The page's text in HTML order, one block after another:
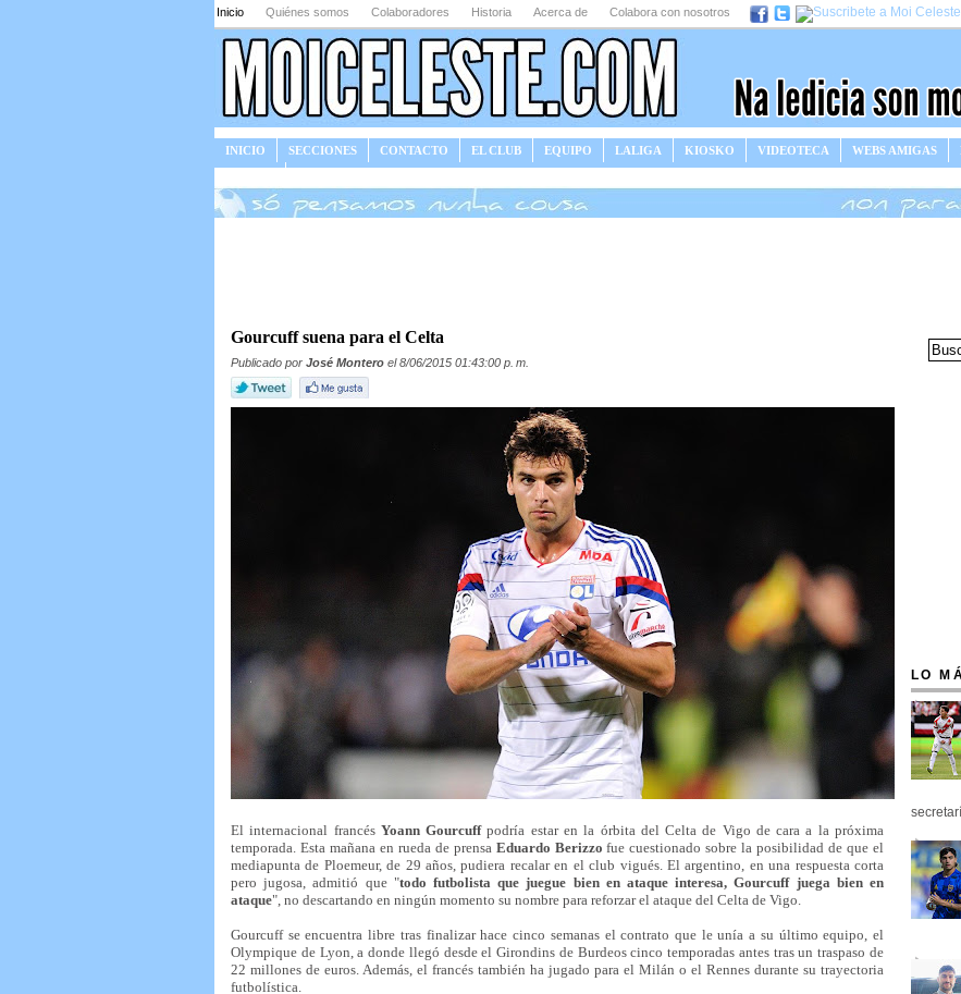
Inicio Quiénes somos Colaboradores Historia Acerca de Colabora con nosotros
INICIO SECCIONES CONTACTO EL CLUB EQUIPO LALIGA KIOSKO VIDEOTECA WEBS AMIGAS
Gourcuff suena para el Celta
Publicado por José Montero el 8/06/2015 01:43:00 p. m.
El internacional francés Yoann Gourcuffpodría estar en la órbita del Celta de Vigo de cara a la próxima
temporada. Esta mañana en rueda de prensa Eduardo Berizzofue cuestionado sobre la posibilidad de que el
mediapunta de Ploemeur, de 29 años, pudiera recalar en el club vigués. El argentino, en una respuesta corta
pero jugosa, admitió que "todo futbolista que juegue bien en ataque interesa, Gourcuff juega bien en
ataque", no descartando en ningún momento su nombre para reforzar el ataque del Celta de Vigo.
Gourcuff se encuentra libre tras finalizar hace cinco semanas el contrato que le unía a su último equipo, el
Olympique de Lyon, a donde llegó desde el Girondins de Burdeos cinco temporadas antes tras un traspaso de
22 millones de euros. Además, el francés también ha jugado para el Milán o el Rennes durante su trayectoria
futbolística.
LO